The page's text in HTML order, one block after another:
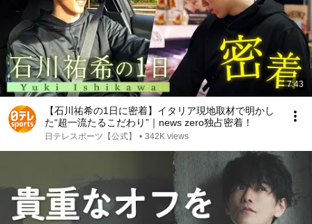
7:43
【石川祐希の1日に密着】イタリア現地取材で明かし
た“超一流たるこだわり”｜news zero独占密着！
日テレスポーツ【公式】 • 342K views